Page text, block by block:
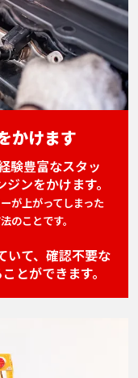
かけます
験豊富なスタッ
ンをかけます。
が上がってしまった
のことです。
いて、確認不要な
とができます。